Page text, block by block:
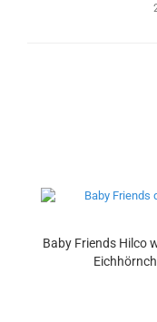
Baby Friends Hilco